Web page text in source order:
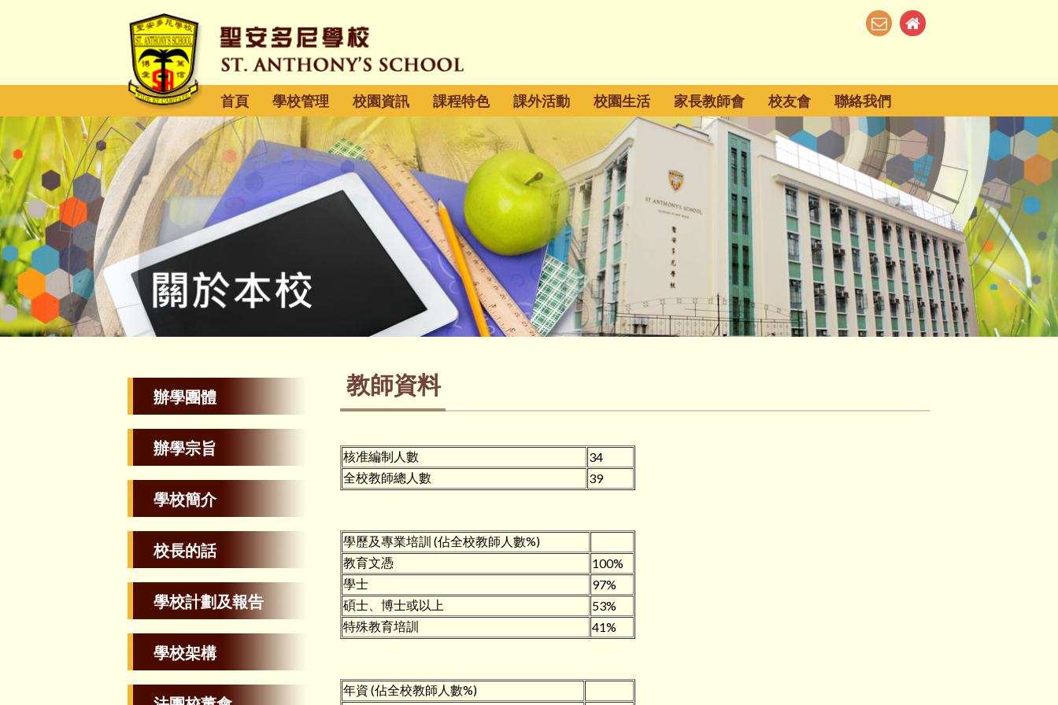
首頁 學校管理 校園資訊 課程特色 課外活動 校園生活 家長教師會 校友會 聯絡我們
辦學團體
辦學宗旨
學校簡介
校長的話
學校計劃及報告
學校架構
教師資料
核准編制人數
34
全校教師總人數
39
學歷及專業培訓 (佔全校教師人數%)
教育文憑
100%
學士
97%
碩士、博士或以上
53%
特殊教育培訓
41%
年資 (佔全校教師人數%)